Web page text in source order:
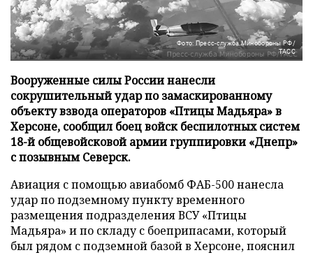
Фото: Пресс-служба Минобороны РФ/
ТАСС
Вооруженные силы России нанесли
сокрушительный удар по замаскированному
объекту взвода операторов «Птицы Мадьяра» в
Херсоне, сообщил боец войск беспилотных систем
18-й общевойсковой армии группировки «Днепр»
с позывным Северск.
Авиация с помощью авиабомб ФАБ-500 нанесла
удар по подземному пункту временного
размещения подразделения ВСУ «Птицы
Мадьяра» и по складу с боеприпасами, который
был рядом с подземной базой в Херсоне, пояснил